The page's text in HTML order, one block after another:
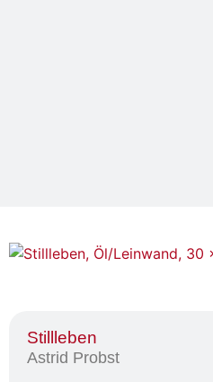
Stillleben
Astrid Probst